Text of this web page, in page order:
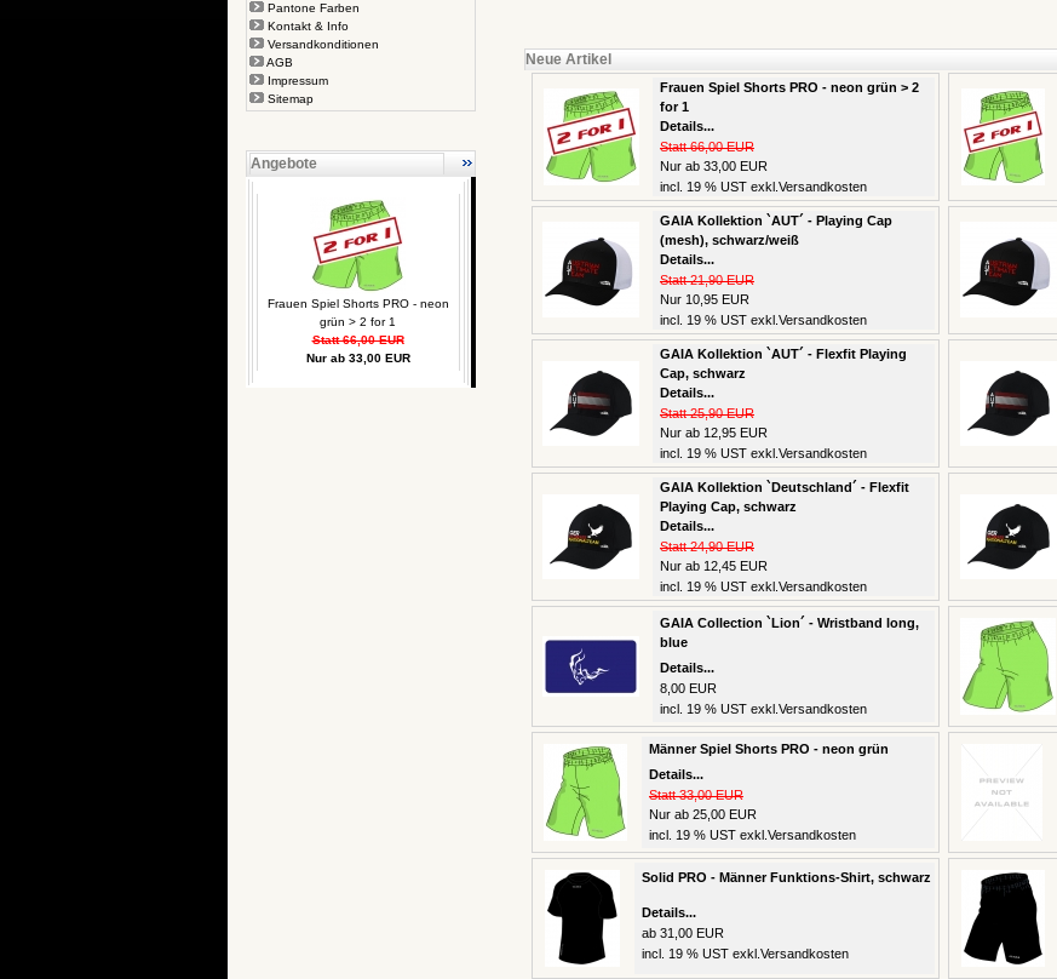
Pantone Farben
Kontakt & Info
Versandkonditionen
AGB
Impressum
Sitemap
Angebote
Frauen Spiel Shorts PRO - neon
grün > 2 for 1
Statt 66,00 EUR
Nur ab 33,00 EUR
Neue Artikel
Frauen Spiel Shorts PRO - neon grün > 2
for 1
Details...
Statt 66,00 EUR
Nur ab 33,00 EUR
incl. 19 % UST exkl. Versandkosten
GAIA Kollektion `AUT´ - Playing Cap
(mesh), schwarz/weiß
Details...
Statt 21,90 EUR
Nur 10,95 EUR
incl. 19 % UST exkl. Versandkosten
GAIA Kollektion `AUT´ - Flexfit Playing
Cap, schwarz
Details...
Statt 25,90 EUR
Nur ab 12,95 EUR
incl. 19 % UST exkl. Versandkosten
GAIA Kollektion `Deutschland´ - Flexfit
Playing Cap, schwarz
Details...
Statt 24,90 EUR
Nur ab 12,45 EUR
incl. 19 % UST exkl. Versandkosten
GAIA Collection `Lion´ - Wristband long,
blue
Details...
8,00 EUR
incl. 19 % UST exkl. Versandkosten
Männer Spiel Shorts PRO - neon grün
Details...
Statt 33,00 EUR
Nur ab 25,00 EUR
incl. 19 % UST exkl. Versandkosten
Solid PRO - Männer Funktions-Shirt, schwarz
Details...
ab 31,00 EUR
incl. 19 % UST exkl. Versandkosten